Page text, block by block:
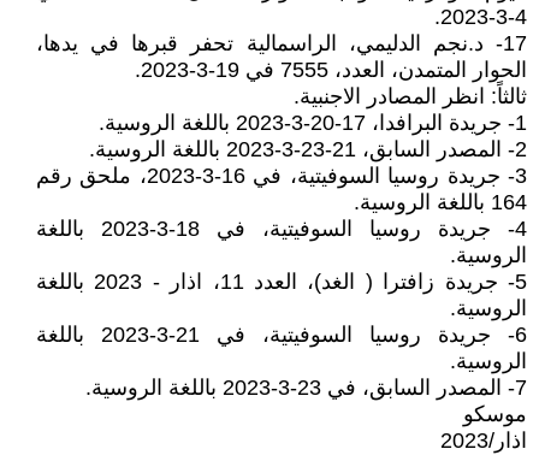
4-3-2023.
17- د.نجم الدليمي، الراسمالية تحفر قبرها في يدها،
الحوار المتمدن، العدد، 7555 في 19-3-2023.
ثالثاً: انظر المصادر الاجنبية.
1- جريدة البرافدا، 17-20-3-2023 باللغة الروسية.
2- المصدر السابق، 21-23-3-2023 باللغة الروسية.
3- جريدة روسيا السوفيتية، في 16-3-2023، ملحق رقم
164 باللغة الروسية.
4- جريدة روسيا السوفيتية، في 18-3-2023 باللغة
الروسية.
5- جريدة زافترا ( الغد)، العدد 11، اذار - 2023 باللغة
الروسية.
6- جريدة روسيا السوفيتية، في 21-3-2023 باللغة
الروسية.
7- المصدر السابق، في 23-3-2023 باللغة الروسية.
موسكو
اذار/2023